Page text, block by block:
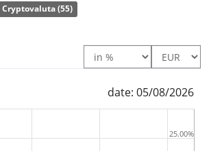
of the cryptocurrency.
ETP is a very small ETN with2m
management
. The ETN was
Cryptovaluta (55)
date: 05/08/2026
25.00%